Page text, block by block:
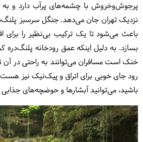
پرجوش‌وخروش با چشمه‌های پرآب دارد و به
نزدیک تهران جان می‌دهد. جنگل سرسبز
باعث می‌شود تا یک ترکیب بی‌نظیر را برای
بسازد. به دلیل اینکه عمق رودخانه
خنک است مسافران می‌توانند به راحتی در آن
رود جای خوبی برای اتراق و پیک‌نیک نیز
باشید، می‌توانید آبشارها و حوضچه‌های جذابی